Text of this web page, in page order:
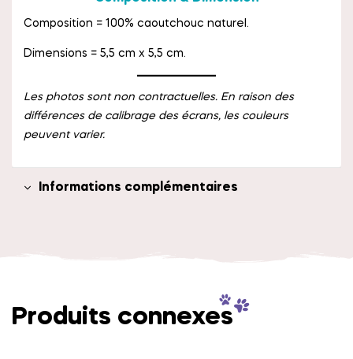
Composition = 100% caoutchouc naturel.
Dimensions = 5,5 cm x 5,5 cm.
Les photos sont non contractuelles. En raison des
différences de calibrage des écrans, les couleurs
peuvent varier.
Informations complémentaires
Produits connexes